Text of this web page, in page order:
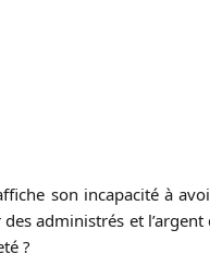
son incapacité à
des administrés et
?